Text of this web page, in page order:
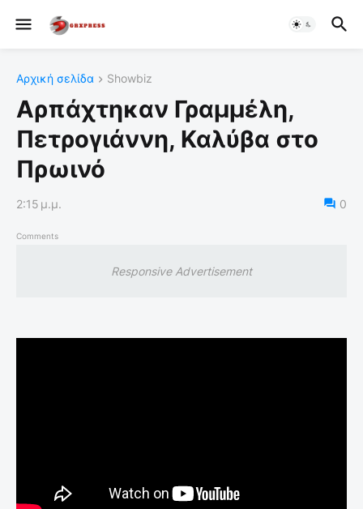
Αρχική σελίδα Showbiz
Αρπάχτηκαν Γραμμέλη,
Πετρογιάννη, Καλύβα στο
Πρωινό
2:15 μ.μ. 0
Comments
Responsive Advertisement